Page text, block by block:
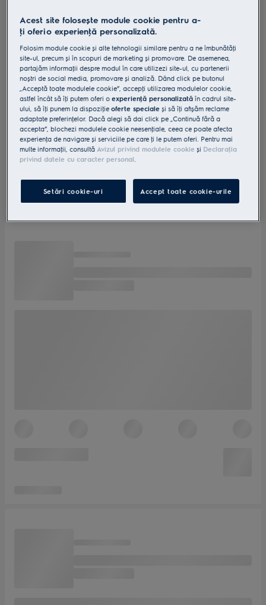
Acest site folosește module cookie pentru a-
ţi oferi o experienţă personalizată.
Folosim module cookie și alte tehnologii similare pentru a ne îmbunătăţi
site-ul, precum și în scopuri de marketing și promovare. De asemenea,
partajăm informaţii despre modul în care utilizezi site-ul, cu partenerii
noștri de social media, promovare și analiză. Dând click pe butonul
„Acceptă toate modulele cookie”, accepţi utilizarea modulelor cookie,
astfel încât să îţi putem oferi oexperienţă personalizată în cadrul site-
ului, să îţi punem la dispoziţieoferte speciale și să îţi afișăm reclame
adaptate preferinţelor. Dacă alegi să dai click pe „Continuă fără a
accepta”, blochezi modulele cookie neesenţiale, ceea ce poate afecta
experienţa de navigare și serviciile pe care ţi le putem oferi. Pentru mai
multe informaţii, consultă Avizul privind modulele cookie și Declaraţia
privind datele cu caracter personal.
Setări cookie-uri Accept toate cookie-urile